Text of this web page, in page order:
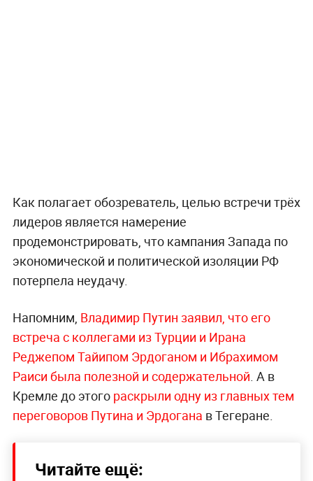
Как полагает обозреватель, целью встречи трёх
лидеров является намерение
продемонстрировать, что кампания Запада по
экономической и политической изоляции РФ
потерпела неудачу.
Напомним, Владимир Путин заявил, что его
встреча с коллегами из Турции и Ирана
Реджепом Тайипом Эрдоганом и Ибрахимом
Раиси была полезной и содержательной. А в
Кремле до этого раскрыли одну из главных тем
переговоров Путина и Эрдогана в Тегеране.
Читайте ещё: